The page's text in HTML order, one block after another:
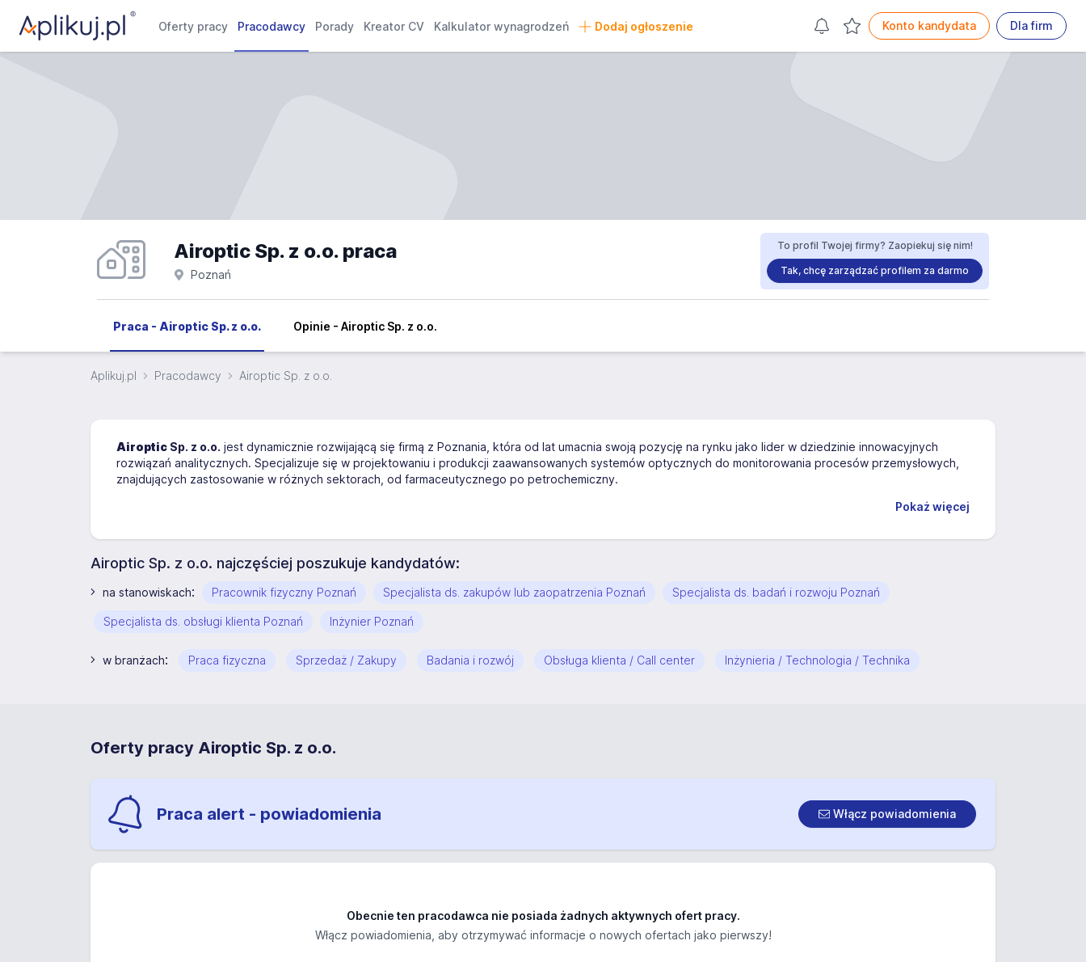
Oferty pracy Pracodawcy Porady Kreator CV Kalkulator wynagrodzeń Dodaj ogłoszenie Konto kandydata Dla firm
Airoptic Sp. z o.o. praca
Poznań
To profil Twojej firmy? Zaopiekuj się nim!
Tak, chcę zarządzać profilem za darmo
Praca - Airoptic Sp. z o.o. Opinie - Airoptic Sp. z o.o.
Aplikuj.pl Pracodawcy Airoptic Sp. z o.o.
Airoptic Sp. z o.o. jest dynamicznie rozwijającą się firmą z Poznania, która od lat umacnia swoją pozycję na rynku jako lider w dziedzinie innowacyjnych
rozwiązań analitycznych. Specjalizuje się w projektowaniu i produkcji zaawansowanych systemów optycznych do monitorowania procesów przemysłowych,
znajdujących zastosowanie w różnych sektorach, od farmaceutycznego po petrochemiczny.
Pokaż więcej
Airoptic Sp. z o.o. najczęściej poszukuje kandydatów:
na stanowiskach: Pracownik fizyczny Poznań Specjalista ds. zakupów lub zaopatrzenia Poznań Specjalista ds. badań i rozwoju Poznań
Specjalista ds. obsługi klienta Poznań Inżynier Poznań
w branżach: Praca fizyczna Sprzedaż / Zakupy Badania i rozwój Obsługa klienta / Call center Inżynieria / Technologia / Technika
Oferty pracy Airoptic Sp. z o.o.
Praca alert - powiadomienia Włącz powiadomienia
Obecnie ten pracodawca nie posiada żadnych aktywnych ofert pracy.
Włącz powiadomienia, aby otrzymywać informacje o nowych ofertach jako pierwszy!